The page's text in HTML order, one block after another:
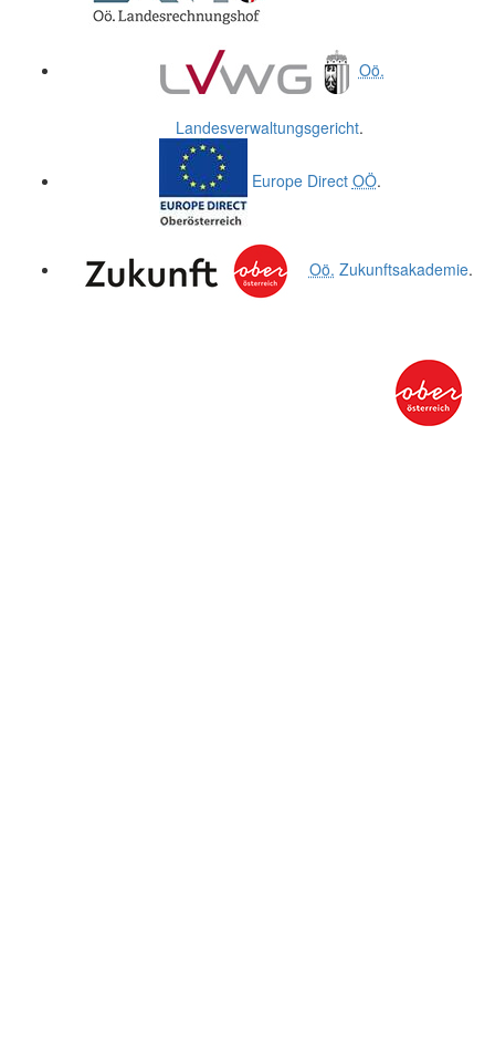
Oö.
Landesverwaltungsgericht.
Europe Direct OÖ.
Oö. Zukunftsakademie.